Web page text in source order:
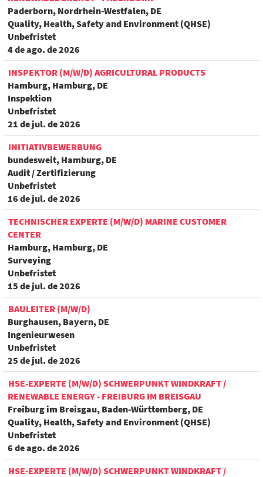
Paderborn, Nordrhein-Westfalen, DE
Quality, Health, Safety and Environment (QHSE)
Unbefristet
4 de ago. de 2026
INSPEKTOR (M/W/D) AGRICULTURAL PRODUCTS
Hamburg, Hamburg, DE
Inspektion
Unbefristet
21 de jul. de 2026
INITIATIVBEWERBUNG
bundesweit, Hamburg, DE
Audit / Zertifizierung
Unbefristet
16 de jul. de 2026
TECHNISCHER EXPERTE (M/W/D) MARINE CUSTOMER
CENTER
Hamburg, Hamburg, DE
Surveying
Unbefristet
15 de jul. de 2026
BAULEITER (M/W/D)
Burghausen, Bayern, DE
Ingenieurwesen
Unbefristet
25 de jul. de 2026
HSE-EXPERTE (M/W/D) SCHWERPUNKT WINDKRAFT /
RENEWABLE ENERGY - FREIBURG IM BREISGAU
Freiburg im Breisgau, Baden-Württemberg, DE
Quality, Health, Safety and Environment (QHSE)
Unbefristet
6 de ago. de 2026
HSE-EXPERTE (M/W/D) SCHWERPUNKT WINDKRAFT /